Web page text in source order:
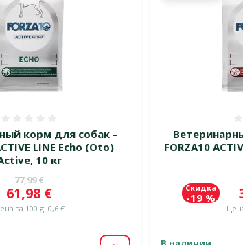
корм для собак –
LINE Echo (Oto)
10 кг
Исходная цена
77,99 €
Цена
61,98 €
за 100 g: 0,6 €
FORZA10
Скидка
-19 %